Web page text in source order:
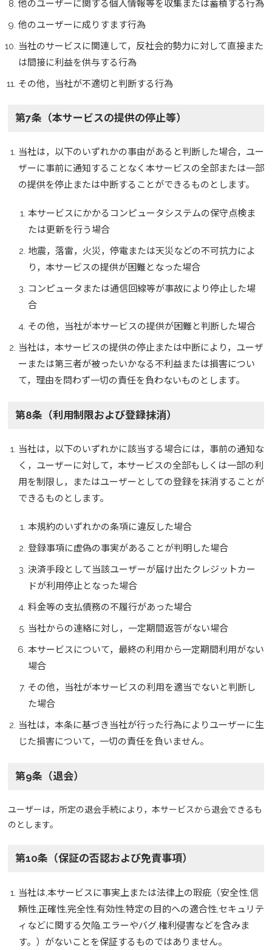
他のユーザーに関する個人情報等を収集または蓄積する行為
他のユーザーに成りすます行為
当社のサービスに関連して，反社会的勢力に対して直接また
は間接に利益を供与する行為
その他，当社が不適切と判断する行為
第7条（本サービスの提供の停止等）
当社は，以下のいずれかの事由があると判断した場合，ユー
ザーに事前に通知することなく本サービスの全部または一部
の提供を停止または中断することができるものとします。
本サービスにかかるコンピュータシステムの保守点検ま
たは更新を行う場合
地震，落雷，火災，停電または天災などの不可抗力によ
り，本サービスの提供が困難となった場合
コンピュータまたは通信回線等が事故により停止した場
合
その他，当社が本サービスの提供が困難と判断した場合
当社は，本サービスの提供の停止または中断により，ユーザ
ーまたは第三者が被ったいかなる不利益または損害につい
て，理由を問わず一切の責任を負わないものとします。
第8条（利用制限および登録抹消）
当社は，以下のいずれかに該当する場合には，事前の通知な
く，ユーザーに対して，本サービスの全部もしくは一部の利
用を制限し，またはユーザーとしての登録を抹消することが
できるものとします。
本規約のいずれかの条項に違反した場合
登録事項に虚偽の事実があることが判明した場合
決済手段として当該ユーザーが届け出たクレジットカー
ドが利用停止となった場合
料金等の支払債務の不履行があった場合
当社からの連絡に対し，一定期間返答がない場合
本サービスについて，最終の利用から一定期間利用がない
場合
その他，当社が本サービスの利用を適当でないと判断し
た場合
当社は，本条に基づき当社が行った行為によりユーザーに生
じた損害について，一切の責任を負いません。
第9条（退会）
ユーザーは，所定の退会手続により，本サービスから退会できるも
のとします。
第10条（保証の否認および免責事項）
当社は,本サービスに事実上または法律上の瑕疵（安全性,信
頼性,正確性,完全性,有効性,特定の目的への適合性,セキュリテ
ィなどに関する欠陥,エラーやバグ,権利侵害などを含みま
す。）がないことを保証するものではありません。